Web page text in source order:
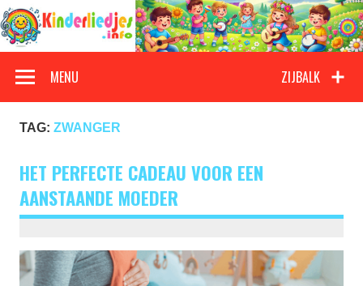
Doorgaan
naar
inhoud
Kinderliedjes
ZIJBALK
MENU
TAG: ZWANGER
HET PERFECTE CADEAU VOOR EEN
AANSTAANDE MOEDER